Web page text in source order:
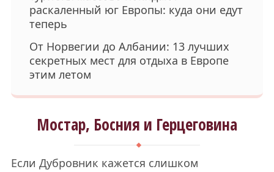
раскаленный юг Европы: куда они едут
теперь
От Норвегии до Албании: 13 лучших
секретных мест для отдыха в Европе
этим летом
Мостар, Босния и Герцеговина
Если Дубровник кажется слишком